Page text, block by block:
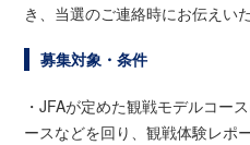
き、当選のご連絡時にお伝えい
募集対象・条件
・JFAが定めた観戦モデルコー
ースなどを回り、観戦体験レポ